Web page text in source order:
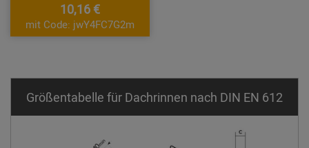
10,16 €
mit Code: jwY4FC7G2m
Größentabelle für Dachrinnen nach DIN EN 612